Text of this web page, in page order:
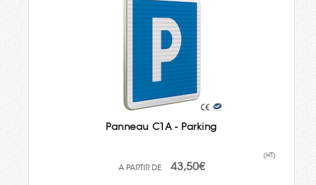
Panneau C1A - Parking
43,50€
(HT)